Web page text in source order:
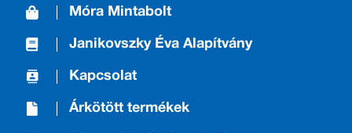
Móra Mintabolt
Janikovszky Éva Alapítvány
Kapcsolat
Árkötött termékek